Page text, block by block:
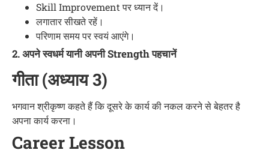
Skill Improvement पर ध्यान दें।
लगातार सीखते रहें।
परिणाम समय पर स्वयं आएंगे।
2. अपने स्वधर्म यानी अपनी Strength पहचानें
गीता (अध्याय 3)
भगवान श्रीकृष्ण कहते हैं कि दूसरे के कार्य की नकल करने से बेहतर है
अपना कार्य करना।
Career Lesson